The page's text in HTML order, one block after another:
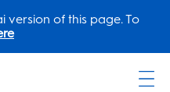
version of this page. To